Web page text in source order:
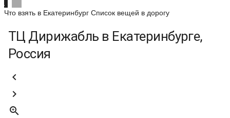
Что взять в Екатеринбург Список вещей в дорогу
ТЦ Дирижабль в Екатеринбурге,
Россия


